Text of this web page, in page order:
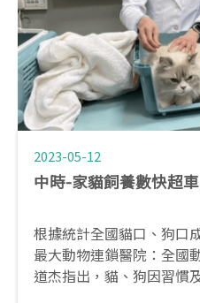
2023-05-12
中時-家貓飼養數快超
根據統計全國貓口、狗口
最大動物連鎖醫院：全國
道杰指出，貓、狗因習慣